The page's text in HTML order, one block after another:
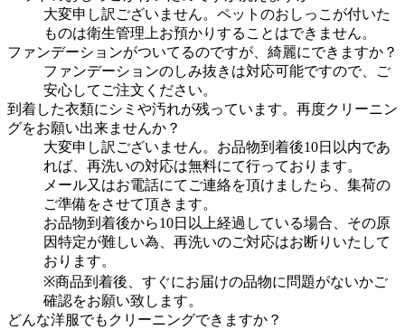
大変申し訳ございません。ペットのおしっこが付いた
ものは衛生管理上お預かりすることはできません。
ファンデーションがついてるのですが、綺麗にできますか？
ファンデーションのしみ抜きは対応可能ですので、ご
安心してご注文ください。
到着した衣類にシミや汚れが残っています。再度クリーニン
グをお願い出来ませんか？
大変申し訳ございません。お品物到着後10日以内であ
れば、再洗いの対応は無料にて行っております。
メール又はお電話にてご連絡を頂けましたら、集荷の
ご準備をさせて頂きます。
お品物到着後から10日以上経過している場合、その原
因特定が難しい為、再洗いのご対応はお断りいたして
おります。
※商品到着後、すぐにお届けの品物に問題がないかご
確認をお願い致します。
どんな洋服でもクリーニングできますか？